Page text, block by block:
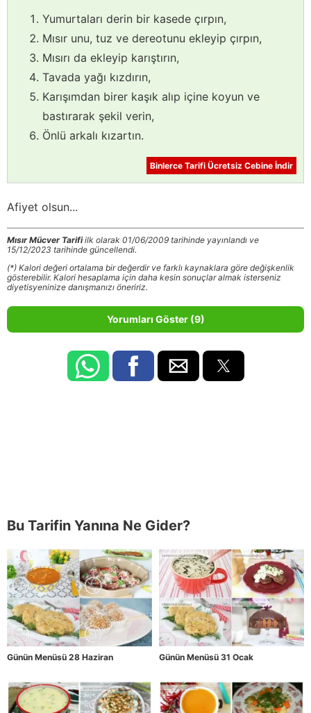
Yumurtaları derin bir kasede çırpın,
Mısır unu, tuz ve dereotunu ekleyip çırpın,
Mısırı da ekleyip karıştırın,
Tavada yağı kızdırın,
Karışımdan birer kaşık alıp içine koyun ve
bastırarak şekil verin,
Önlü arkalı kızartın.
Binlerce Tarifi Ücretsiz Cebine İndir
Afiyet olsun...
Mısır Mücver Tarifiilk olarak 01/06/2009 tarihinde yayınlandı ve
15/12/2023 tarihinde güncellendi.
(*) Kalori değeri ortalama bir değerdir ve farklı kaynaklara göre değişkenlik
gösterebilir. Kalori hesaplama için daha kesin sonuçlar almak isterseniz
diyetisyeninize danışmanızı öneririz.
Yorumları Göster (9)
Bu Tarifin Yanına Ne Gider?
Günün Menüsü 28 Haziran Günün Menüsü 31 Ocak